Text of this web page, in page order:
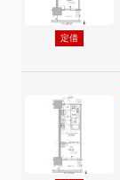
定借